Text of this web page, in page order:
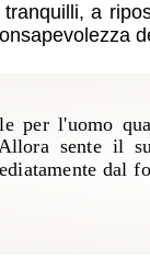
a
per l'uomo
sente il
dal